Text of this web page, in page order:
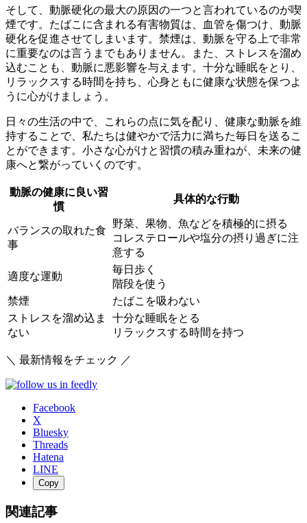
そして、 動脈硬化の最大の原因の一つと言われているのが喫
煙です。 たばこに含まれる有害物質は、血管を傷つけ、動脈
硬化を促進させてしまいます。禁煙は、動脈を守る上で非常
に重要なのは言うまでもありません。また、ストレスを溜め
込むことも、動脈に悪影響を与えます。十分な睡眠をとり、
リラックスする時間を持ち、心身ともに健康な状態を保つよ
うに心がけましょう。
日々の生活の中で、これらの点に気を配り、健康な動脈を維
持することで、私たちは健やかで活力に満ちた毎日を送るこ
とができます。小さな心がけと習慣の積み重ねが、未来の健
康へと繋がっていくのです。
動脈の健康に良い習
慣
具体的な行動
バランスの取れた食
事
野菜、果物、魚などを積極的に摂る
コレステロールや塩分の摂り過ぎに注
意する
適度な運動
毎日歩く
階段を使う
禁煙
たばこを吸わない
ストレスを溜め込ま
ない
十分な睡眠をとる
リラックスする時間を持つ
＼ 最新情報をチェック ／
Facebook
X
Bluesky
Threads
Hatena
LINE
Copy
関連記事